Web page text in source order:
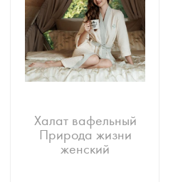
Халат вафельный
Природа жизни
женский